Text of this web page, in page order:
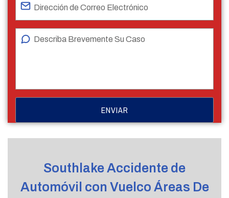
Southlake Accidente de
Automóvil con Vuelco Áreas De